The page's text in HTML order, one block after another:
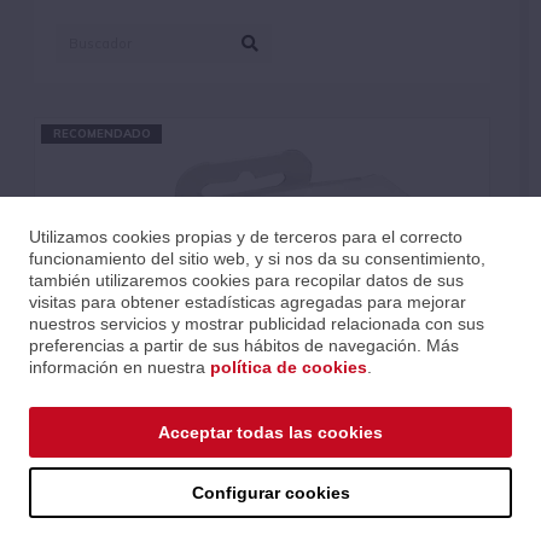
RECOMENDADO
Serie: EARSONICS
Utilizamos cookies propias y de terceros para el correcto
funcionamiento del sitio web, y si nos da su consentimiento,
también utilizaremos cookies para recopilar datos de sus
visitas para obtener estadísticas agregadas para mejorar
nuestros servicios y mostrar publicidad relacionada con sus
preferencias a partir de sus hábitos de navegación. Más
información en nuestra política de cookies
Configurar cookies
Acceptar todas las cookies